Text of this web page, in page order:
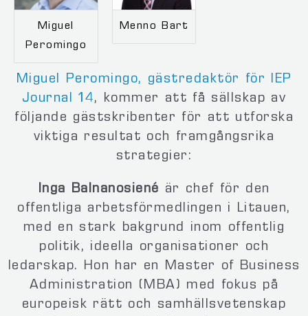
Miguel
Peromingo
Menno Bart
Miguel Peromingo, gästredaktör för IEP
Journal 14, kommer att få sällskap av
följande gästskribenter för att utforska
viktiga resultat och framgångsrika
strategier:
Inga Balnanosiené är chef för den
offentliga arbetsförmedlingen i Litauen,
med en stark bakgrund inom offentlig
politik, ideella organisationer och
ledarskap. Hon har en Master of Business
Administration (MBA) med fokus på
europeisk rätt och samhällsvetenskap